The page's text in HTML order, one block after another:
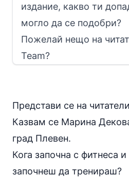
издание, какво ти
могло да се подобри?
Пожелай нещо на
Team?
Представи се на
Казвам се Марина
град Плевен.
Кога започна с фитнеса
започнеш да тренираш?